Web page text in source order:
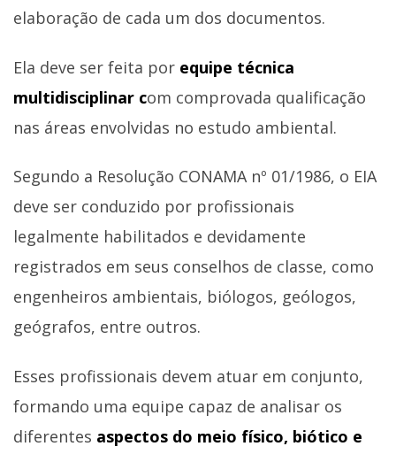
elaboração de cada um dos documentos.
Ela deve ser feita por equipe técnica
multidisciplinar com comprovada qualificação
nas áreas envolvidas no estudo ambiental.
Segundo a Resolução CONAMA nº 01/1986, o EIA
deve ser conduzido por profissionais
legalmente habilitados e devidamente
registrados em seus conselhos de classe, como
engenheiros ambientais, biólogos, geólogos,
geógrafos, entre outros.
Esses profissionais devem atuar em conjunto,
formando uma equipe capaz de analisar os
diferentes aspectos do meio físico, biótico e